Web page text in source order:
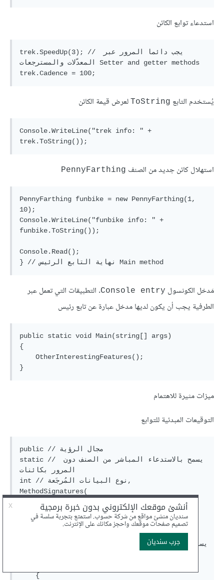
استدعاء توابع الكائن
trek.SpeedUp(3); // يجب دائما المرور عبر
المعدّلات والمسترجعات Setter and getter methods
يُستخدم التابع ToString لعرض قيمة الكائن
Console.WriteLine("trek info: " +
استهلال كائن جديد من الصنف PennyFarthing
PennyFarthing funbike = new PennyFarthing(1,
10);
Console.WriteLine("funbike info: " +
funbike.ToString());
Console.Read();
مَدخل الكونسول Console entry. التطبيقات التي تعمل عبر
الطرفية يجب أن يكون لديها مدخل عبارة عن تابع رئيس
public static void Main(string[] args)
{
ميزات مثيرة للاهتمام
التوقيعات المبدئية للتوابع
public // مجال الرؤية
static // يسمح بالاستدعاء المباشر من الصنف دون
المرور بكائنات
int // نوع البيانات المُرجَعة,
MethodSignatures(
تُستخدَم  إن لم يُمرَّر متغير إلى التابع